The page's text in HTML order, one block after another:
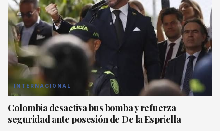
INTERNACIONAL
Colombia desactiva bus bomba y refuerza
seguridad ante posesión de De la Espriella